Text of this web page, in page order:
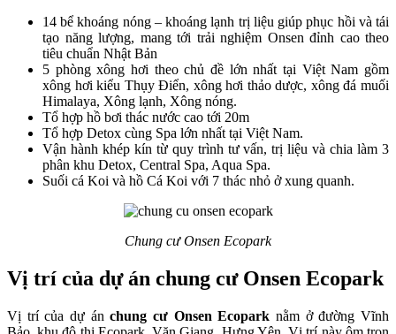
14 bể khoáng nóng – khoáng lạnh trị liệu giúp phục hồi và tái
tạo năng lượng, mang tới trải nghiệm Onsen đỉnh cao theo
tiêu chuẩn Nhật Bản
5 phòng xông hơi theo chủ đề lớn nhất tại Việt Nam gồm
xông hơi kiểu Thụy Điển, xông hơi thảo dược, xông đá muối
Himalaya, Xông lạnh, Xông nóng.
Tổ hợp hồ bơi thác nước cao tới 20m
Tổ hợp Detox cùng Spa lớn nhất tại Việt Nam.
Vận hành khép kín từ quy trình tư vấn, trị liệu và chia làm 3
phân khu Detox, Central Spa, Aqua Spa.
Suối cá Koi và hồ Cá Koi với 7 thác nhỏ ở xung quanh.
Chung cư Onsen Ecopark
Vị trí của dự án chung cư Onsen Ecopark
Vị trí của dự ánchung cư Onsen Ecoparknằm ở đường Vĩnh